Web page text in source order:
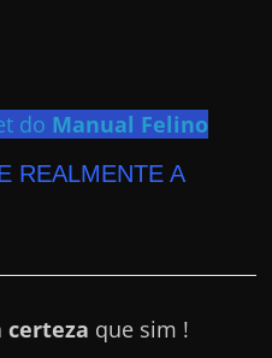
do Manual Felino
REALMENTE A
certeza que sim !